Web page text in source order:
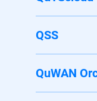
QSS
QuWAN